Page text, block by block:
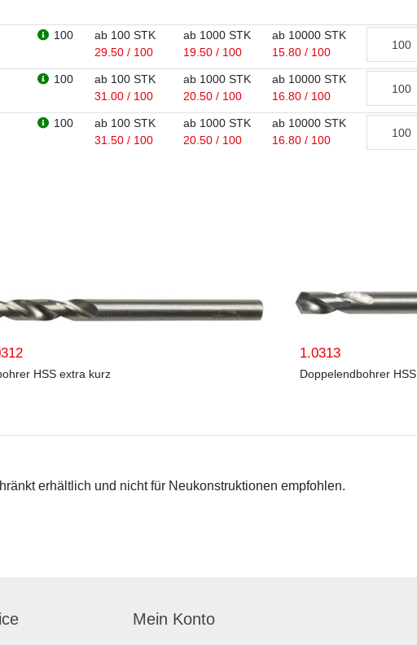
100
ab 100 STK
29.50 / 100
ab 1000 STK
19.50 / 100
ab 10000 STK
15.80 / 100
100
ab 100 STK
31.00 / 100
ab 1000 STK
20.50 / 100
ab 10000 STK
16.80 / 100
100
ab 100 STK
31.50 / 100
ab 1000 STK
20.50 / 100
ab 10000 STK
16.80 / 100
HSS extra kurz
1.0313
Doppelendbohrer HSS
erhältlich und nicht für Neukonstruktionen empfohlen.
Mein Konto